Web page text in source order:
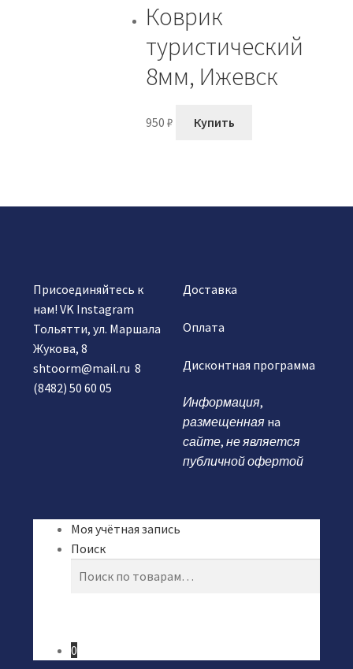
Коврик
туристический
8мм, Ижевск
950 ₽ Купить
Присоединяйтесь к
нам! VK Instagram
Тольятти, ул. Маршала
Жукова, 8
shtoorm@mail.ru 8
(8482) 50 60 05
Доставка
Оплата
Дисконтная программа
Информация,
размещеннаяна
сайте, не является
публичной офертой
Моя учётная запись
Поиск
0